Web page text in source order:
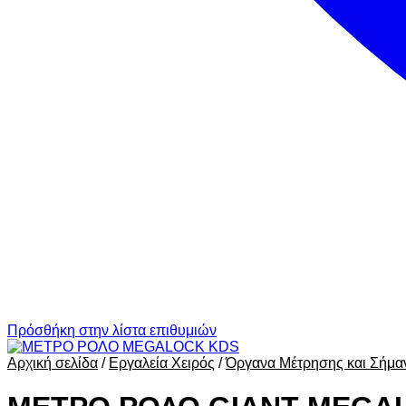
Πρόσθήκη στην λίστα επιθυμιών
Αρχική σελίδα / Εργαλεία Χειρός / Όργανα Μέτρησης και